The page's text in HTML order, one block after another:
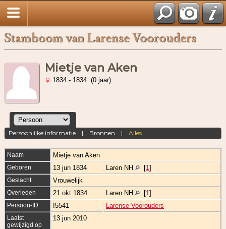
Stamboom van Larense Voorouders
Mietje van Aken
1834 - 1834 (0 jaar)
Persoonlijke informatie | Bronnen |Alles
Naam Mietje van Aken
Geboren 13 jun 1834 Laren NH [1 ]
Geslacht Vrouwelijk
Overleden 21 okt 1834 Laren NH [1 ]
Persoon-ID I5541 Larense Voorouders
Laatst
gewijzigd op
13 jun 2010